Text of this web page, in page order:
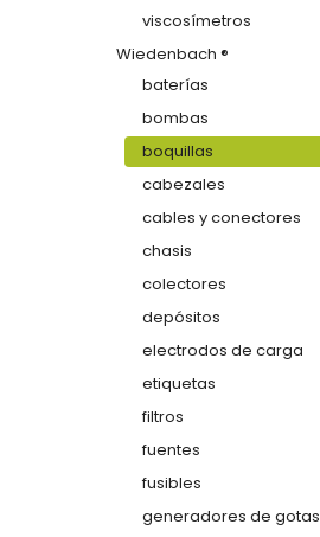
viscosímetros
Wiedenbach ®
baterías
bombas
boquillas
cabezales
cables y conectores
chasis
colectores
depósitos
electrodos de carga
etiquetas
filtros
fuentes
fusibles
generadores de gotas